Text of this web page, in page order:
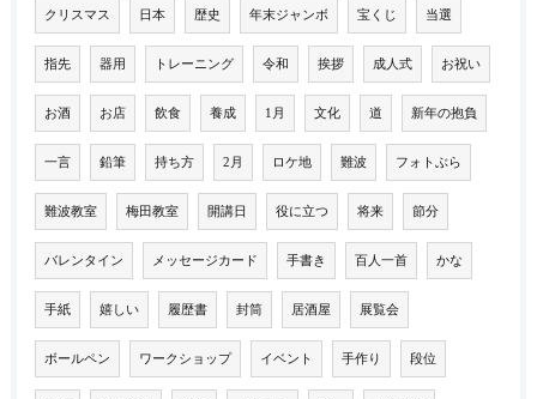
クリスマス 日本 歴史 年末ジャンボ 宝くじ 当選
指先 器用 トレーニング 令和 挨拶 成人式 お祝い
お酒 お店 飲食 養成 1月 文化 道 新年の抱負
一言 鉛筆 持ち方 2月 ロケ地 難波 フォトぶら
難波教室 梅田教室 開講日 役に立つ 将来 節分
バレンタイン メッセージカード 手書き 百人一首 かな
手紙 嬉しい 履歴書 封筒 居酒屋 展覧会
ボールペン ワークショップ イベント 手作り 段位